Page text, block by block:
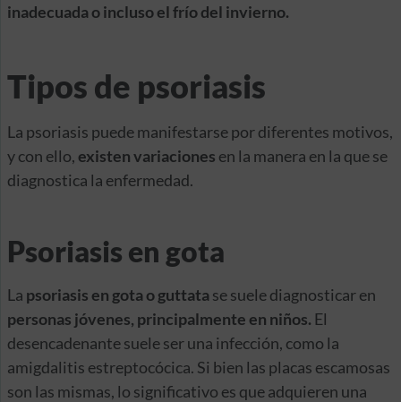
inadecuada o incluso el frío del invierno.
Tipos de psoriasis
La psoriasis puede manifestarse por diferentes motivos,
y con ello, existen variaciones en la manera en la que se
diagnostica la enfermedad.
Psoriasis en gota
La psoriasis en gota o guttata se suele diagnosticar en
personas jóvenes, principalmente en niños. El
desencadenante suele ser una infección, como la
amigdalitis estreptocócica. Si bien las placas escamosas
son las mismas, lo significativo es que adquieren una